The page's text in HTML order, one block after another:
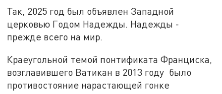
Так, 2025 год был объявлен Западной
церковью Годом Надежды. Надежды -
прежде всего на мир.
Краеугольной темой понтификата Франциска,
возглавившего Ватикан в 2013 году было
противостояние нарастающей гонке